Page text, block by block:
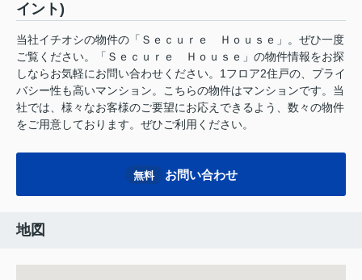
イント)
当社イチオシの物件の「Ｓｅｃｕｒｅ Ｈｏｕｓｅ」。ぜひ一度
ご覧ください。「Ｓｅｃｕｒｅ Ｈｏｕｓｅ」の物件情報をお探
しならお気軽にお問い合わせください。1フロア2住戸の、プライ
バシー性も高いマンション。こちらの物件はマンションです。当
社では、様々なお客様のご要望にお応えできるよう、数々の物件
をご用意しております。ぜひご利用ください。
無料 お問い合わせ
地図